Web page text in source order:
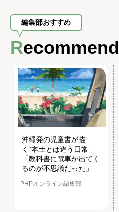
編集部おすすめ
Recommend
沖縄発の児童書が描
く“本土とは違う日常”
「教科書に電車が出てく
るのが不思議だった」
PHPオンライン編集部